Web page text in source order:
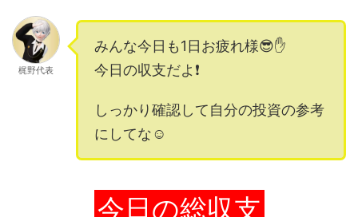
梶野代表
みんな今日も1日お疲れ様😎✋
今日の収支だよ❗️
しっかり確認して自分の投資の参考
にしてな☺️
今日の総収支